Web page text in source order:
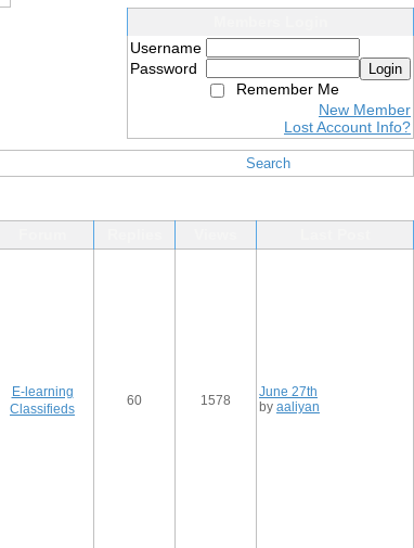
Username
Password
Login
Remember Me
New Member
Lost Account Info?
Search
E-learning
Classifieds
60 1578
June 27th
by aaliyan